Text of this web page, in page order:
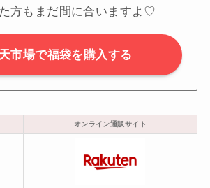
方もまだ間に合いますよ♡
市場で福袋を購入する
オンライン通販サイト